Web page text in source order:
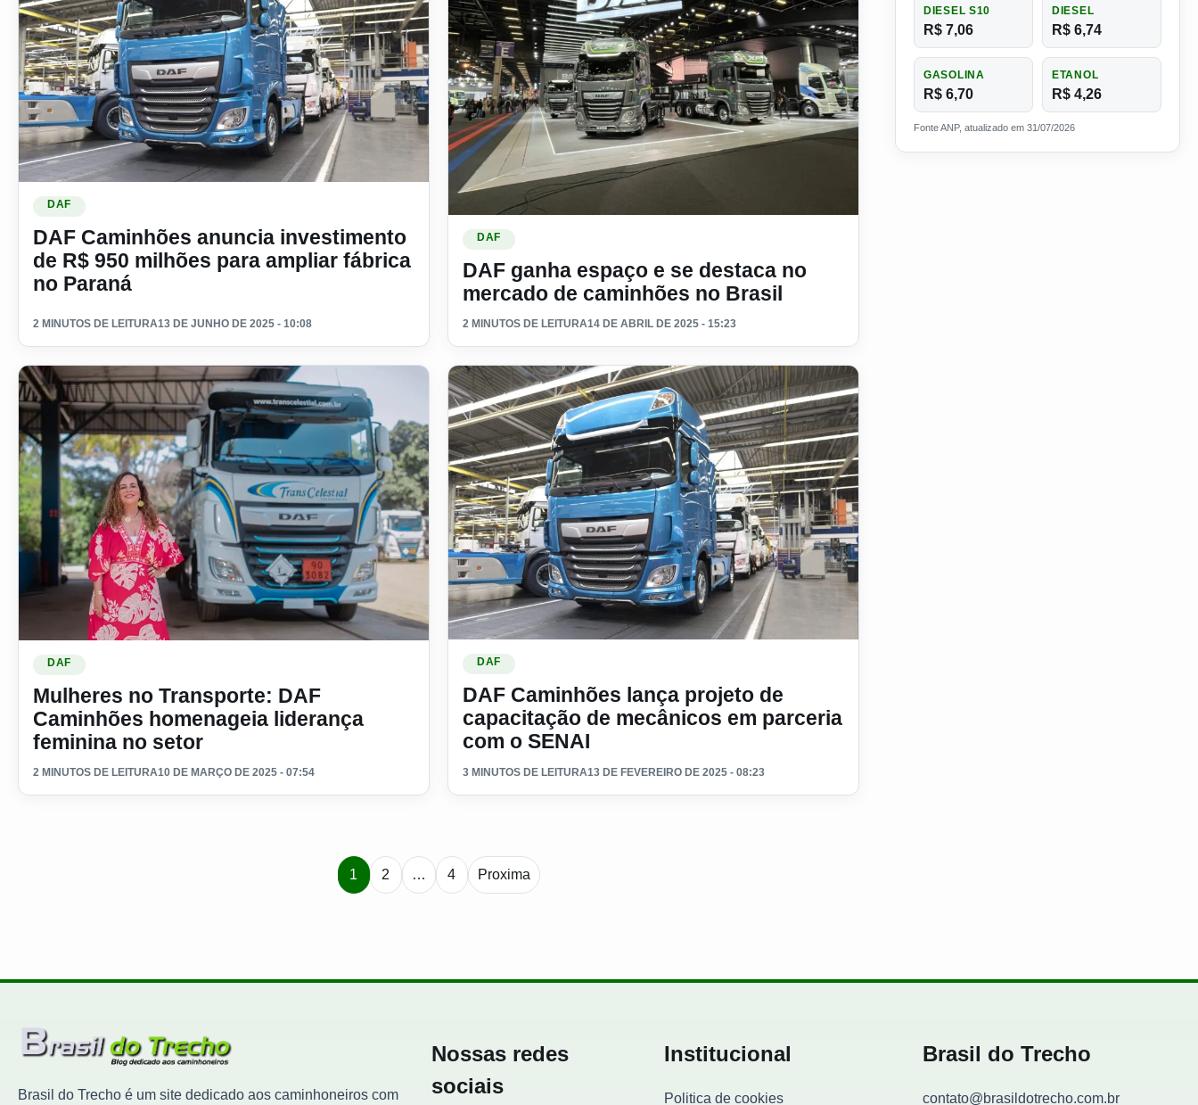
Ler materia: DAF Caminhões anuncia investimento de R$ 950 milhões para ampliar fábrica no Paraná
DAF
DAF Caminhões anuncia investimento
de R$ 950 milhões para ampliar fábrica
no Paraná
2 MINUTOS DE LEITURA13 DE JUNHO DE 2025 - 10:08
DAF
DAF ganha espaço e se destaca no
mercado de caminhões no Brasil
2 MINUTOS DE LEITURA14 DE ABRIL DE 2025 - 15:23
DAF
Mulheres no Transporte: DAF
Caminhões homenageia liderança
feminina no setor
2 MINUTOS DE LEITURA10 DE MARÇO DE 2025 - 07:54
DAF
DAF Caminhões lança projeto de
capacitação de mecânicos em parceria
com o SENAI
3 MINUTOS DE LEITURA13 DE FEVEREIRO DE 2025 - 08:23
1 2 … 4 Proxima
DIESEL S10
R$ 7,06
DIESEL
R$ 6,74
GASOLINA
R$ 6,70
ETANOL
R$ 4,26
Fonte ANP, atualizado em 31/07/2026
Brasil do Trecho é um site dedicado aos caminhoneiros com
Nossas redes
sociais
Institucional
Politica de cookies
Brasil do Trecho
contato@brasildotrecho.com.br